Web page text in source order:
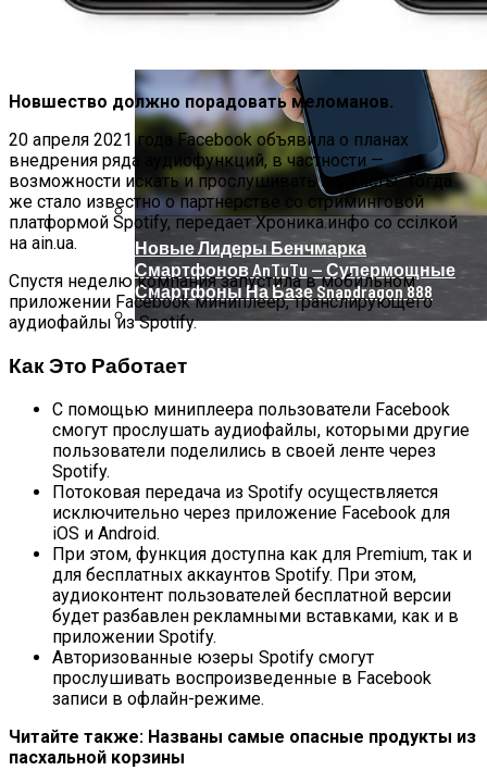
Новые Лидеры Бенчмарка
Смартфонов AnTuTu — Супермощные
Смартфоны На Базе Snapdragon 888
Новшество должно порадовать меломанов.
20 апреля 2021 года Facebook объявила о планах
внедрения ряда аудиофункций, в частности —
возможности искать и прослушивать подкасты. Тогда
же стало известно о партнерстве со стриминговой
платформой Spotify, передает Хроника.инфо со ссілкой
на ain.ua.
Спустя неделю компания запустила в мобильном
приложении Facebook миниплеер, транслирующего
аудиофайлы из Spotify.
Как Это Работает
С помощью миниплеера пользователи Facebook
смогут прослушать аудиофайлы, которыми другие
пользователи поделились в своей ленте через
Spotify.
Потоковая передача из Spotify осуществляется
исключительно через приложение Facebook для
iOS и Android.
При этом, функция доступна как для Premium, так и
для бесплатных аккаунтов Spotify. При этом,
аудиоконтент пользователей бесплатной версии
будет разбавлен рекламными вставками, как и в
приложении Spotify.
Авторизованные юзеры Spotify смогут
прослушивать воспроизведенные в Facebook
записи в офлайн-режиме.
Читайте также: Названы самые опасные продукты из
пасхальной корзины